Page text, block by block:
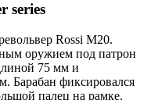
series
Rossi M20.
оружием под патрон
75 мм и
Барабан фиксировался
палец на рамке.